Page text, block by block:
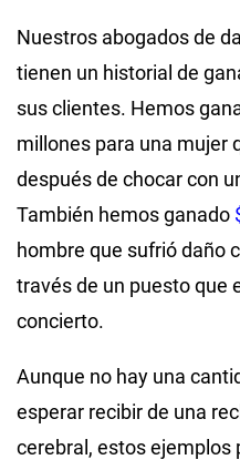
Nuestros abogados de
tienen un historial de
sus clientes. Hemos
millones para una mujer
después de chocar con
También hemos ganado
hombre que sufrió daño
través de un puesto que
concierto.
Aunque no hay una
esperar recibir de una
cerebral, estos ejemplos